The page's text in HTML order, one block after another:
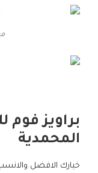
براويز فوم
المحمدية
خيارك الافضل